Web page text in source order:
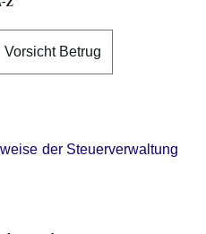
Vorsicht Betrug
der Steuerverwaltung